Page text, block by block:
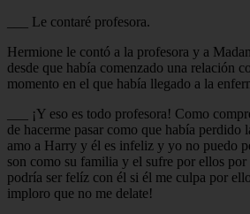
___ Le contaré profesora.
Hermione le contó a la profesora y a
desde que había comenzado una relación
momento en el que había llegado a la
___ ¡Y eso es todo profesora! Como
de hacerme pasar como que había perdido
amo a Harry y él es infeliz y yo no puedo
son como su familia y el sufre por ellos
podría ser felíz con él si él me culpa por
imploro que no me delate!